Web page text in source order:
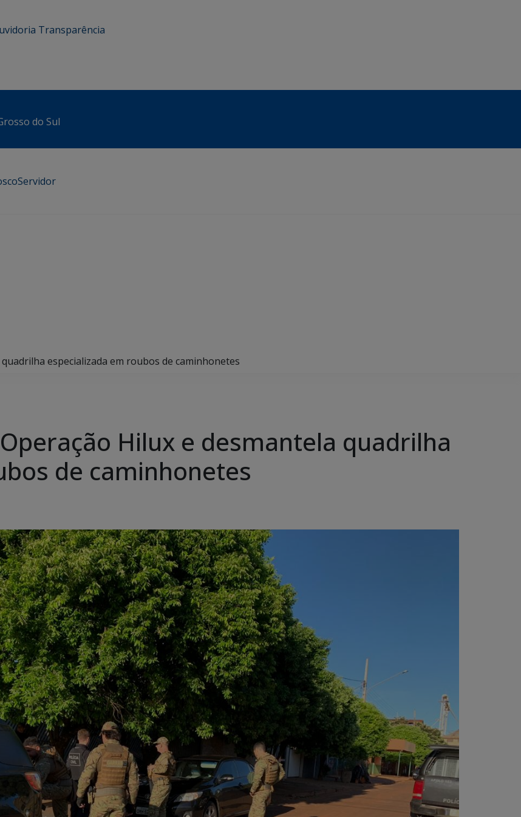
Transparência
do Sul
Servidor
especializada em roubos de caminhonetes
Hilux e desmantela quadrilha
de caminhonetes